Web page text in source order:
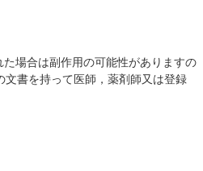
場合は副作用の可能性がありますの
書を持って医師，薬剤師又は登録